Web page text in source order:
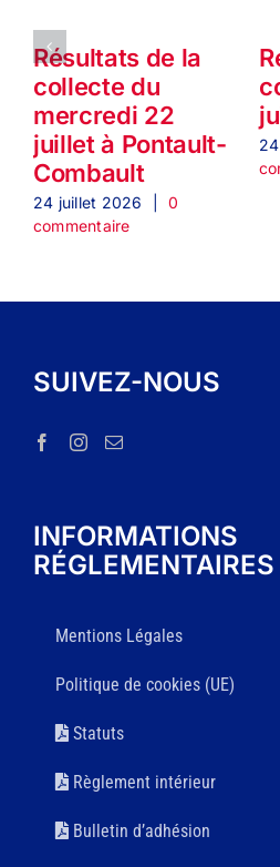
Résultats de la
collecte du
mercredi 22
juillet à Pontault-
Combault
24 juillet 2026
0
commentaire
SUIVEZ-NOUS
INFORMATIONS
RÉGLEMENTAIRES
Mentions Légales
Politique de cookies (UE)
Statuts
Règlement intérieur
Bulletin d’adhésion